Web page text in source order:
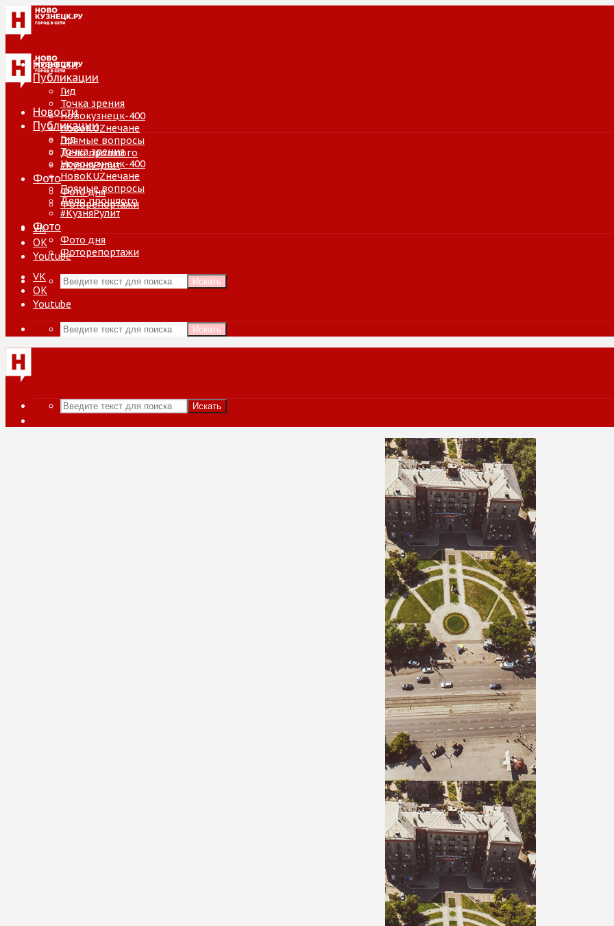
Новости
Публикации
Гид
Точка зрения
Новокузнецк-400
НовоKUZнечане
Прямые вопросы
Дело прошлого
#КузняРулит
Фото
Фото дня
Фоторепортажи
VK
ОК
Youtube
Искать
Новости
Публикации
Гид
Точка зрения
Новокузнецк-400
НовоKUZнечане
Прямые вопросы
Дело прошлого
#КузняРулит
Фото
Фото дня
Фоторепортажи
VK
ОК
Youtube
Искать
Искать